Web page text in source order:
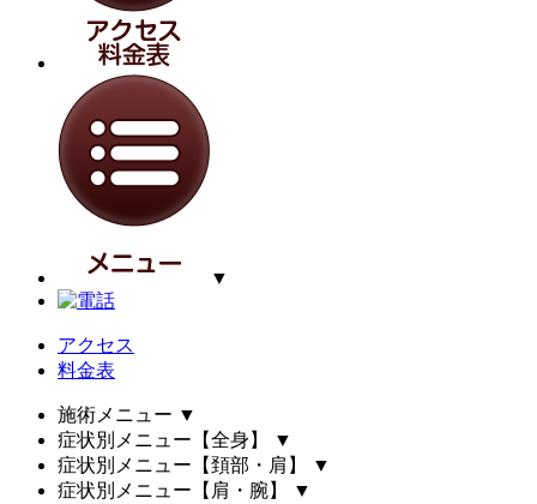
▼
アクセス
料金表
施術メニュー ▼
症状別メニュー【全身】
▼
症状別メニュー【頚部・肩】
▼
症状別メニュー【肩・腕】
▼